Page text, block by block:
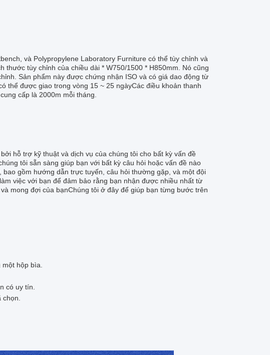
và Polypropylene Laboratory Furniture có thể tùy chỉnh và
tùy chỉnh của chiều dài * W750/1500 * H850mm. Nó cũng
Sản phẩm này được chứng nhận ISO và có giá dao động từ
thể được giao trong vòng 15 ~ 25 ngàyCác điều khoản thanh
cấp là 2000m mỗi tháng.
hỗ trợ kỹ thuật và dịch vụ của chúng tôi cho bất kỳ vấn đề
tôi sẵn sàng giúp bạn với bất kỳ câu hỏi hoặc vấn đề nào
gồm hướng dẫn trực tuyến, câu hỏi thường gặp, và một đội
việc với bạn để đảm bảo rằng bạn nhận được nhiều nhất từ
mong đợi của bạnChúng tôi ở đây để giúp bạn từng bước trên
hộp bìa.
có uy tín.